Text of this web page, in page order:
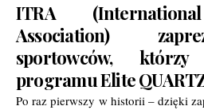
ITRA
Association)
sportowców,
programu Elite
Po raz pierwszy w historii – dzięki